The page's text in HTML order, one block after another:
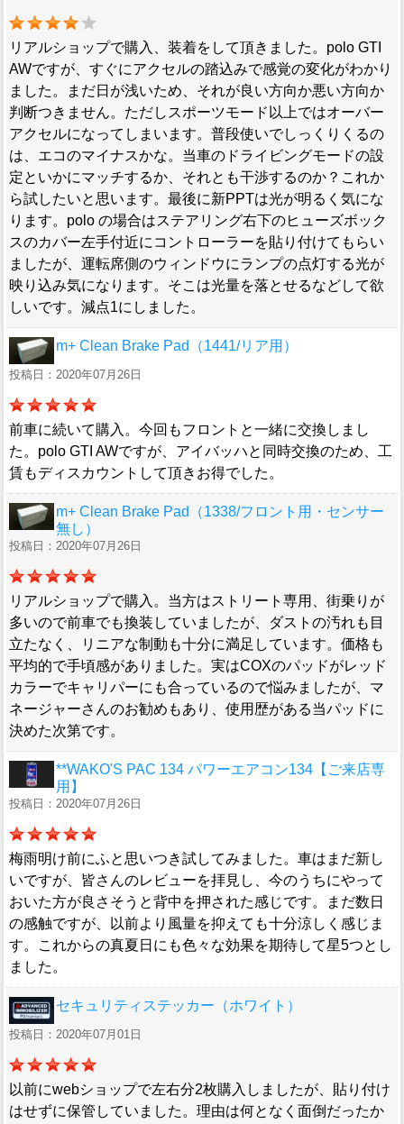
リアルショップで購入、装着をして頂きました。polo GTI
AWですが、すぐにアクセルの踏込みで感覚の変化がわかり
ました。まだ日が浅いため、それが良い方向か悪い方向か
判断つきません。ただしスポーツモード以上ではオーバー
アクセルになってしまいます。普段使いでしっくりくるの
は、エコのマイナスかな。当車のドライビングモードの設
定といかにマッチするか、それとも干渉するのか？これか
ら試したいと思います。最後に新PPTは光が明るく気にな
ります。polo の場合はステアリング右下のヒューズボック
スのカバー左手付近にコントローラーを貼り付けてもらい
ましたが、運転席側のウィンドウにランプの点灯する光が
映り込み気になります。そこは光量を落とせるなどして欲
しいです。減点1にしました。
m+ Clean Brake Pad（1441/リア用）
投稿日：2020年07月26日
前車に続いて購入。今回もフロントと一緒に交換しまし
た。polo GTI AWですが、アイバッハと同時交換のため、工
賃もディスカウントして頂きお得でした。
m+ Clean Brake Pad（1338/フロント用・センサー
無し）
投稿日：2020年07月26日
リアルショップで購入。当方はストリート専用、街乗りが
多いので前車でも換装していましたが、ダストの汚れも目
立たなく、リニアな制動も十分に満足しています。価格も
平均的で手頃感がありました。実はCOXのパッドがレッド
カラーでキャリパーにも合っているので悩みましたが、マ
ネージャーさんのお勧めもあり、使用歴がある当パッドに
決めた次第です。
**WAKO'S PAC 134 パワーエアコン134【ご来店専
用】
投稿日：2020年07月26日
梅雨明け前にふと思いつき試してみました。車はまだ新し
いですが、皆さんのレビューを拝見し、今のうちにやって
おいた方が良さそうと背中を押された感じです。まだ数日
の感触ですが、以前より風量を抑えても十分涼しく感じま
す。これからの真夏日にも色々な効果を期待して星5つとし
ました。
セキュリティステッカー（ホワイト）
投稿日：2020年07月01日
以前にwebショップで左右分2枚購入しましたが、貼り付け
はせずに保管していました。理由は何となく面倒だったか